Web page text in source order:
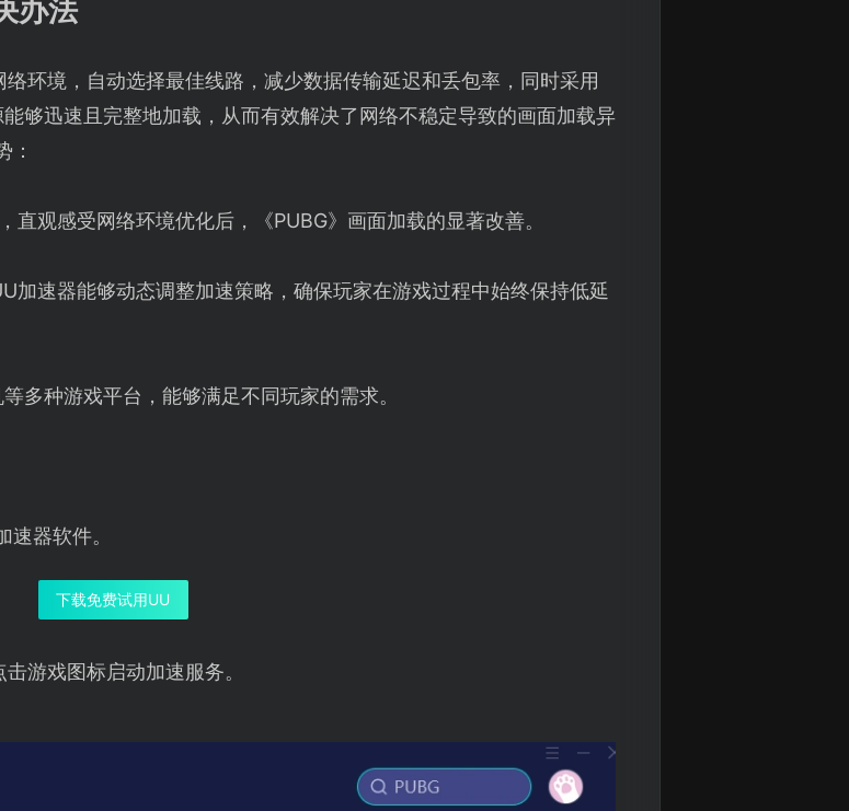
办法
络环境，自动选择最佳线路，减少数据传输延迟和丢包率，同时采用
够迅速且完整地加载，从而有效解决了网络不稳定导致的画面加载异
：
直观感受网络环境优化后，《PUBG》画面加载的显著改善。
加速器能够动态调整加速策略，确保玩家在游戏过程中始终保持低延
多种游戏平台，能够满足不同玩家的需求。
器软件。
下载免费试用UU
游戏图标启动加速服务。